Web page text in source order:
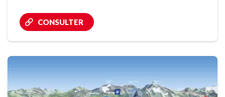
CONSULTER